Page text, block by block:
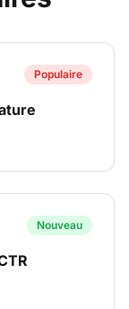
Populaire
Nouveau